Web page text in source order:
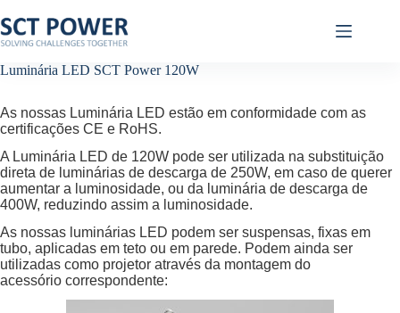
para
o
Luminária LED SCT Power 120W
As nossas Luminária LED estão em conformidade com as
certificações CE e RoHS.
A Luminária LED de 120W pode ser utilizada na substituição
direta de luminárias de descarga de 250W, em caso de querer
aumentar a luminosidade, ou da luminária de descarga de
400W, reduzindo assim a luminosidade.
As nossas luminárias LED podem ser suspensas, fixas em
tubo, aplicadas em teto ou em parede. Podem ainda ser
utilizadas como projetor através da montagem do
acessório correspondente: